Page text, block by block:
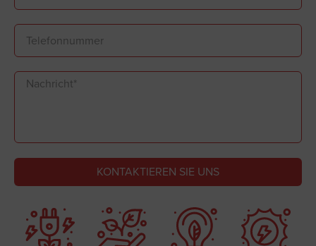
KONTAKTIEREN SIE UNS